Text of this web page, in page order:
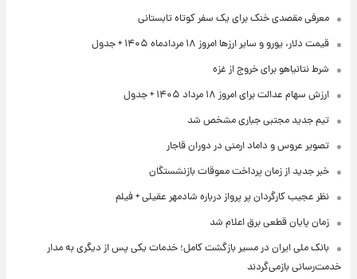
معرفی مقصدی خنک برای یک سفر کوتاه تابستانی
قیمت دلار، یورو و سایر ارزها امروز ۱۸ مردادماه ۱۴۰۵ + جدول
شرط نتانیاهو برای خروج از غزه
ارزش سهام عدالت برای امروز ۱۸ مرداد ۱۴۰۵ + جدول
تیم جدید مجتبی جباری مشخص شد
تصویر عروس و داماد ارمنی در دوران قاجار
خبر جدید از زمان پرداخت معوقات بازنشستگان
نظر عجیب کارگردان پر پرواز درباره شادمهر عقیلی + فیلم
زمان پایان قطعی برق اعلام شد
بانک ملی ایران در مسیر بازگشت کامل؛ خدمات یکی پس از دیگری به مدار
خدمت‌رسانی بازمی‌گردند